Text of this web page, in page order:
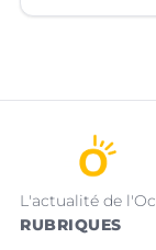
L'actualité de
RUBRIQUES